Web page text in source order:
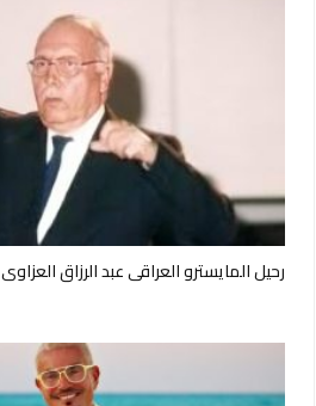
رحيل المايسترو العراقي عبد الرزاق العزاوي